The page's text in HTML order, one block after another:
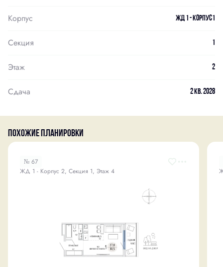
Корпус ЖД 1 - Корпус1
Секция 1
Этаж 2
Сдача 2 кв. 2028
Похожие планировки
№ 67
ЖД 1 - Корпус 2, Секция 1, Этаж 4